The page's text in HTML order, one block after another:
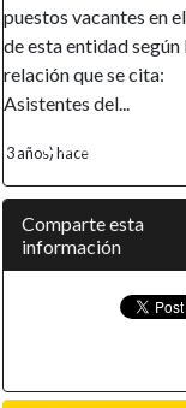
en el seno
según la
se cita:
Comparte esta
información